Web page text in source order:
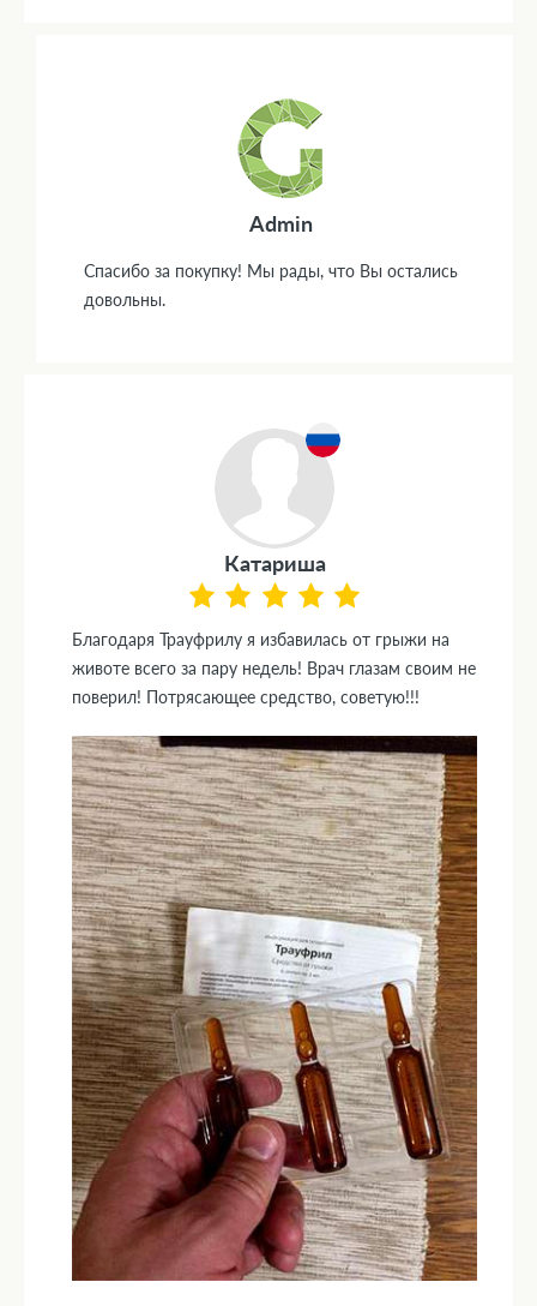
Admin
Спасибо за покупку! Мы рады, что Вы остались
довольны.
Катариша
Благодаря Трауфрилу я избавилась от грыжи на
животе всего за пару недель! Врач глазам своим не
поверил! Потрясающее средство, советую!!!